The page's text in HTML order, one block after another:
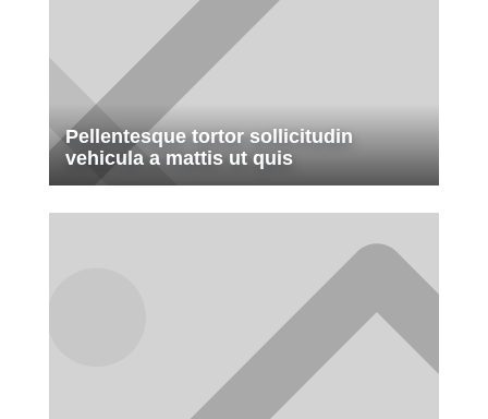
Pellentesque tortor sollicitudin
vehicula a mattis ut quis